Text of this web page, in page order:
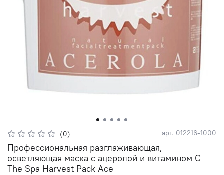
(0) арт. 012216-1000
Профессиональная разглаживающая,
осветляющая маска с ацеролой и витамином С
The Spa Harvest Pack Ace